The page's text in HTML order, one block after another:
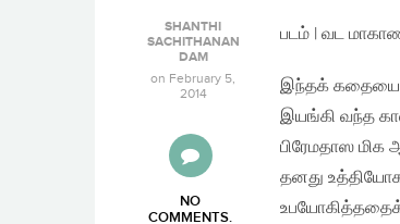
SHANTHI
SACHITHANAN
DAM
on February 5,
2014
NO
COMMENTS.
படம் | வட
இந்தக் கதையை
இயங்கி வந்த
பிரேமதாஸ
தனது